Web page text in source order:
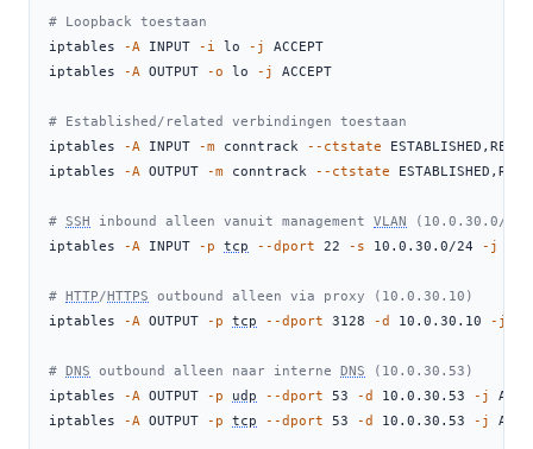
# Loopback toestaan
iptables
-A INPUT -i lo -j
ACCEPT
iptables
-A OUTPUT -o lo -j ACCEPT
# Established/related verbindingen toestaan
iptables
-A INPUT -m conntrack --ctstate
iptables
-A OUTPUT -m conntrack --ctstate
# SSH inbound alleen vanuit management VLAN (10.0.30.0/24)
iptables
-A INPUT -p tcp --dport 22 -s 10.0.30.0/24 -j
# HTTP/HTTPS outbound alleen via proxy (10.0.30.10)
iptables
-A OUTPUT -p tcp --dport 3128 -d 10.0.30.10 -j
# DNS outbound alleen naar interne DNS (10.0.30.53)
iptables
-A OUTPUT -p udp --dport 53 -d 10.0.30.53 -j
iptables
-A OUTPUT -p tcp --dport 53 -d 10.0.30.53 -j